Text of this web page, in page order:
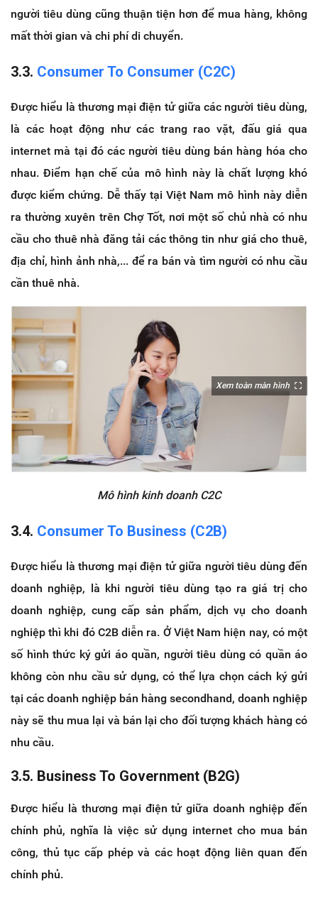
người tiêu dùng cũng thuận tiện hơn để mua hàng, không
mất thời gian và chi phí di chuyển.
3.3. Consumer To Consumer (C2C)
Được hiểu là thương mại điện tử giữa các người tiêu dùng,
là các hoạt động như các trang rao vặt, đấu giá qua
internet mà tại đó các người tiêu dùng bán hàng hóa cho
nhau. Điểm hạn chế của mô hình này là chất lượng khó
được kiểm chứng. Dễ thấy tại Việt Nam mô hình này diễn
ra thường xuyên trên Chợ Tốt, nơi một số chủ nhà có nhu
cầu cho thuê nhà đăng tải các thông tin như giá cho thuê,
địa chỉ, hình ảnh nhà,... để ra bán và tìm người có nhu cầu
cần thuê nhà.
Xem toàn màn hình
Mô hình kinh doanh C2C
3.4. Consumer To Business (C2B)
Được hiểu là thương mại điện tử giữa người tiêu dùng đến
doanh nghiệp, là khi người tiêu dùng tạo ra giá trị cho
doanh nghiệp, cung cấp sản phẩm, dịch vụ cho doanh
nghiệp thì khi đó C2B diễn ra. Ở Việt Nam hiện nay, có một
số hình thức ký gửi áo quần, người tiêu dùng có quần áo
không còn nhu cầu sử dụng, có thể lựa chọn cách ký gửi
tại các doanh nghiệp bán hàng secondhand, doanh nghiệp
này sẽ thu mua lại và bán lại cho đối tượng khách hàng có
nhu cầu.
3.5. Business To Government (B2G)
Được hiểu là thương mại điện tử giữa doanh nghiệp đến
chính phủ, nghĩa là việc sử dụng internet cho mua bán
công, thủ tục cấp phép và các hoạt động liên quan đến
chính phủ.